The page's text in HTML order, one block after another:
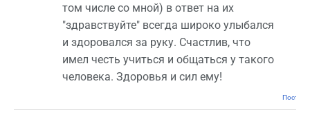
том числе со мной) в ответ на их
"здравствуйте" всегда широко улыбался
и здоровался за руку. Счастлив, что
имел честь учиться и общаться у такого
человека. Здоровья и сил ему!